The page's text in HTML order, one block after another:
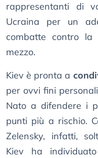
rappresentanti di
Ucraina per un
combatte contro
mezzo.
Kiev è pronta a
per ovvi fini
Nato a difendere i
punti più a rischio.
Zelensky, infatti,
Kiev ha